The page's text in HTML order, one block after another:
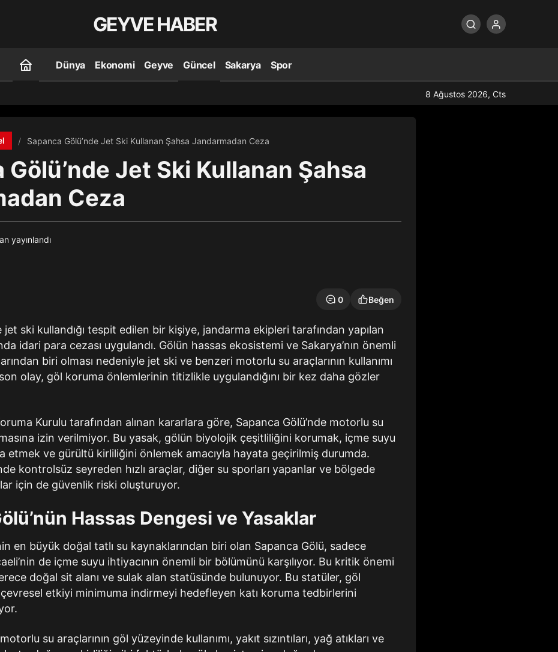
GEYVE HABER
Dünya Ekonomi Geyve Güncel Sakarya Spor
8 Ağustos 2026, Cts
Sapanca Gölü’nde Jet Ski Kullanan Şahsa Jandarmadan Ceza
Gölü’nde Jet Ski Kullanan Şahsa
Ceza
yayınlandı
0 Beğen
jet ski kullandığı tespit edilen bir kişiye, jandarma ekipleri tarafından yapılan
idari para cezası uygulandı. Gölün hassas ekosistemi ve Sakarya’nın önemli
biri olması nedeniyle jet ski ve benzeri motorlu su araçlarının kullanımı
olay, göl koruma önlemlerinin titizlikle uygulandığını bir kez daha gözler
Kurulu tarafından alınan kararlara göre, Sapanca Gölü’nde motorlu su
izin verilmiyor. Bu yasak, gölün biyolojik çeşitliliğini korumak, içme suyu
etmek ve gürültü kirliliğini önlemek amacıyla hayata geçirilmiş durumda.
kontrolsüz seyreden hızlı araçlar, diğer su sporları yapanlar ve bölgede
için de güvenlik riski oluşturuyor.
Hassas Dengesi ve Yasaklar
en büyük doğal tatlı su kaynaklarından biri olan Sapanca Gölü, sadece
de içme suyu ihtiyacının önemli bir bölümünü karşılıyor. Bu kritik önemi
doğal sit alanı ve sulak alan statüsünde bulunuyor. Bu statüler, göl
etkiyi minimuma indirmeyi hedefleyen katı koruma tedbirlerini
su araçlarının göl yüzeyinde kullanımı, yakıt sızıntıları, yağ atıkları ve